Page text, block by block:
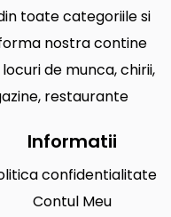
toate categoriile si
nostra contine
de munca, chirii,
restaurante
Informatii
confidentialitate
Contul Meu